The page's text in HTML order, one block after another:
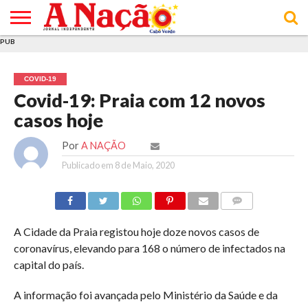
E DE
COOKIES
DE
UTILIZAÇÃO
PUB
COVID-19
Covid-19: Praia com 12 novos
casos hoje
Por A NAÇÃO
Publicado em 8 de Maio, 2020
A Cidade da Praia registou hoje doze novos casos de
coronavírus, elevando para 168 o número de infectados na
capital do país.
A informação foi avançada pelo Ministério da Saúde e da